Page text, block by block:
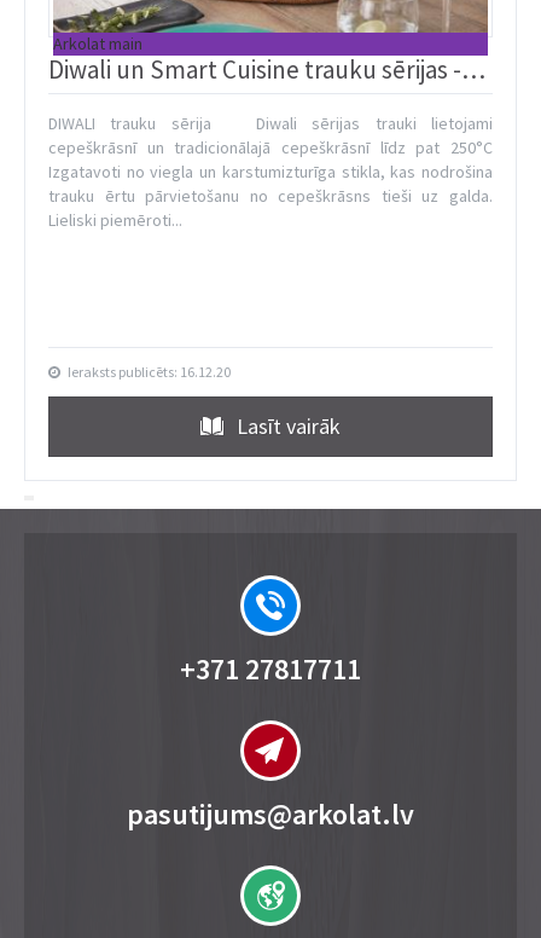
Arkolat main
Diwali un Smart Cuisine trauku sērijas -
gatavo un servē!
DIWALI trauku sērija Diwali sērijas trauki lietojami
cepeškrāsnī un tradicionālajā cepeškrāsnī līdz pat 250°C
Izgatavoti no viegla un karstumizturīga stikla, kas nodrošina
trauku ērtu pārvietošanu no cepeškrāsns tieši uz galda.
Lieliski piemēroti...
Ieraksts publicēts: 16.12.20
Lasīt vairāk
+371 27817711
pasutijums@arkolat.lv